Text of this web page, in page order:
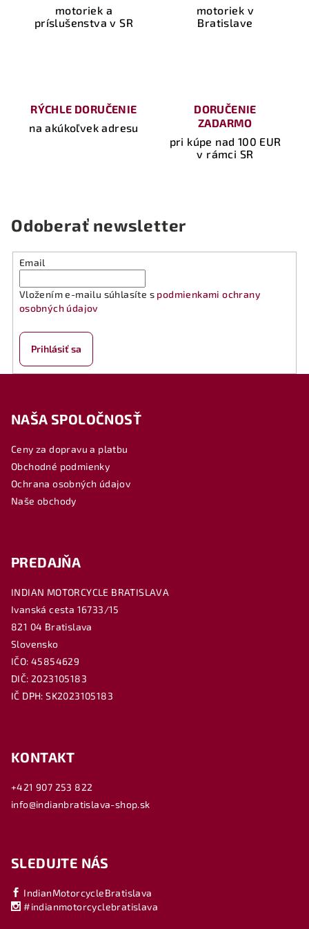
motoriek a
príslušenstva v SR
motoriek v
Bratislave
RÝCHLE DORUČENIE
na akúkoľvek adresu
DORUČENIE
ZADARMO
pri kúpe nad 100 EUR
v rámci SR
Odoberať newsletter
Email
Vložením e-mailu súhlasíte s podmienkami ochrany
osobných údajov
Prihlásiť sa
NAŠA SPOLOČNOSŤ
Ceny za dopravu a platbu
Obchodné podmienky
Ochrana osobných údajov
Naše obchody
PREDAJŇA
INDIAN MOTORCYCLE BRATISLAVA
Ivanská cesta 16733/15
821 04 Bratislava
Slovensko
IČO: 45854629
DIČ: 2023105183
IČ DPH: SK2023105183
KONTAKT
+421 907 253 822
info@indianbratislava-shop.sk
SLEDUJTE NÁS
IndianMotorcycleBratislava
#indianmotorcyclebratislava